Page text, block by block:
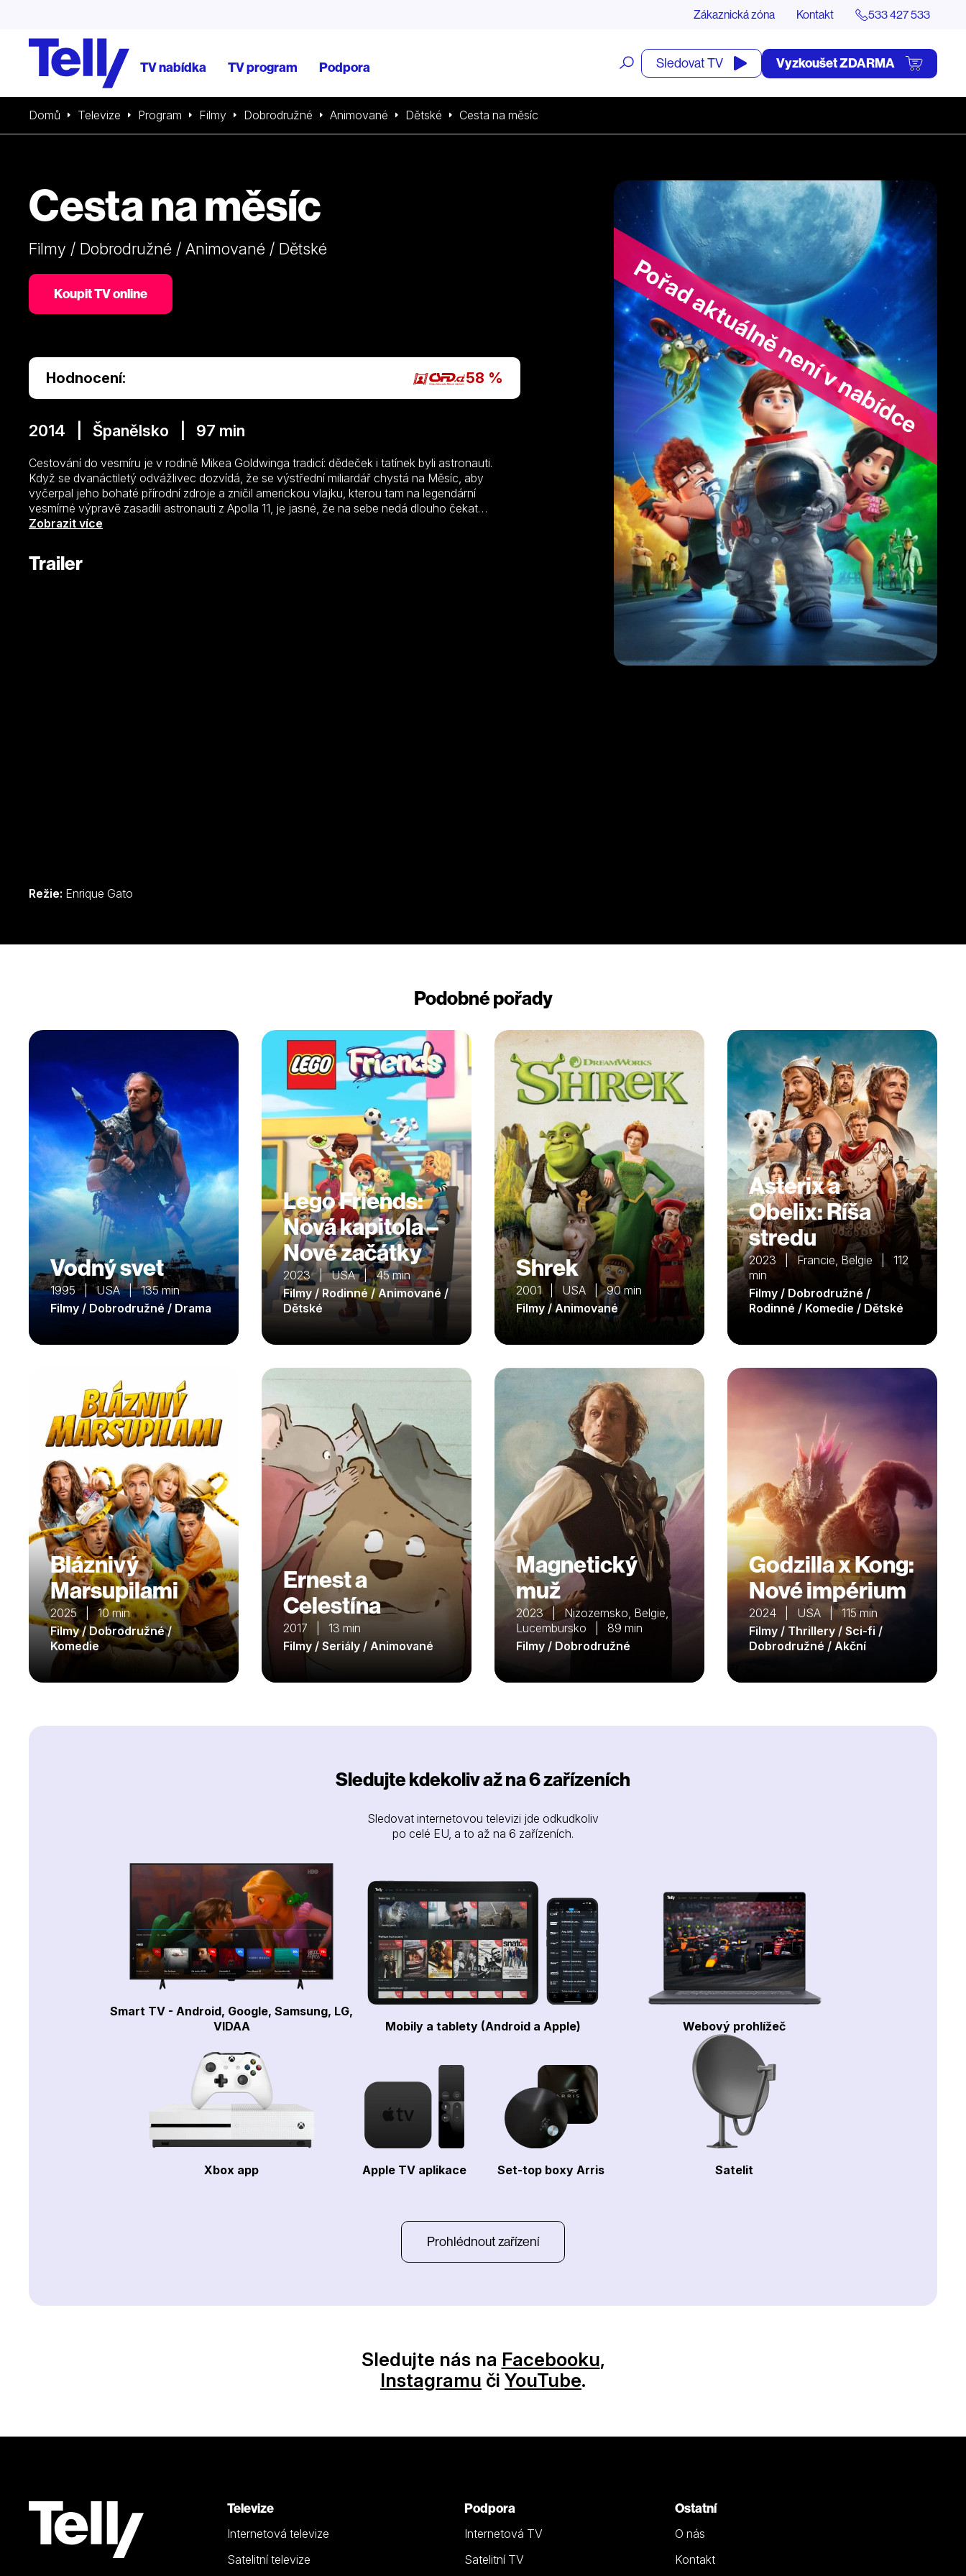
Zákaznická zóna Kontakt 533 427 533
TV nabídka TV program Podpora
Otevřít
vyhledávání
Sledovat TV Vyzkoušet ZDARMA
Domů Televize Program Filmy Dobrodružné Animované Dětské Cesta na měsíc
Pořad aktuálně není v nabídce
Cesta na měsíc
Filmy / Dobrodružné / Animované / Dětské
Koupit TV online
Hodnocení: 58 %
2014 | Španělsko | 97 min
Cestování do vesmíru je v rodině Mikea Goldwinga tradicí: dědeček i tatínek byli astronauti.
Když se dvanáctiletý odvážlivec dozvídá, že se výstřední miliardář chystá na Měsíc, aby
vyčerpal jeho bohaté přírodní zdroje a zničil americkou vlajku, kterou tam na legendární
vesmírné výpravě zasadili astronauti z Apolla 11, je jasné, že na sebe nedá dlouho čekat
fantastické, neobyčejné dobrodružství. Mike, jeho dědeček, nejlepší přátelé Amy a Marty a
nekalé miliardářovy plány, zmocnit se vlajky a znovu přivést dohromady rozhádanou rodinu.
Zobrazit více
Trailer
Režie: Enrique Gato
Podobné pořady
Vodný svet
1995 | USA | 135 min
Filmy / Dobrodružné / Drama
Lego Friends:
Nová kapitola –
Nové začátky
2023 | USA | 45 min
Filmy / Rodinné / Animované /
Dětské
Shrek
2001 | USA | 90 min
Filmy / Animované
Asterix a
Obelix: Ríša
stredu
2023 | Francie, Belgie | 112
min
Filmy / Dobrodružné /
Rodinné / Komedie / Dětské
Bláznivý
Marsupilami
2025 | 10 min
Filmy / Dobrodružné /
Komedie
Ernest a
Celestína
2017 | 13 min
Filmy / Seriály / Animované
Magnetický
muž
2023 | Nizozemsko, Belgie,
Lucembursko | 89 min
Filmy / Dobrodružné
Godzilla x Kong:
Nové impérium
2024 | USA | 115 min
Filmy / Thrillery / Sci-fi /
Dobrodružné / Akční
Sledujte kdekoliv až na 6 zařízeních
Sledovat internetovou televizi jde odkudkoliv
po celé EU, a to až na 6 zařízeních.
Smart TV - Android, Google, Samsung, LG,
VIDAA
Mobily a tablety (Android a Apple) Webový prohlížeč
Xbox app Apple TV aplikace Set-top boxy Arris Satelit
Prohlédnout zařízení
Sledujte nás na Facebooku,
Instagramu či YouTube.
Televize
Internetová televize
Satelitní televize
Podpora
Internetová TV
Satelitní TV
Ostatní
O nás
Kontakt